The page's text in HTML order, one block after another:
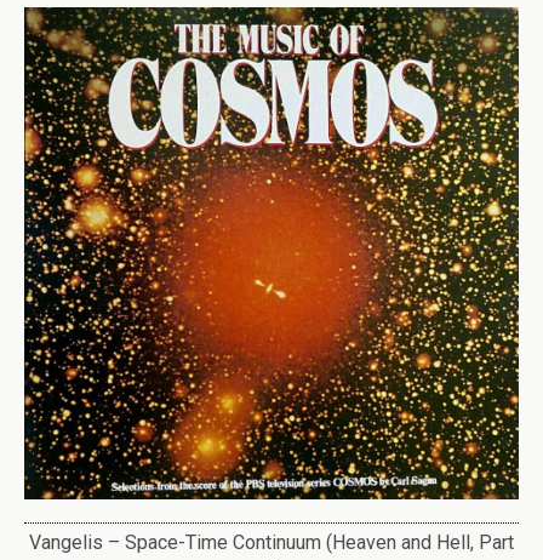
Vangelis – Space-Time Continuum (Heaven and Hell, Part